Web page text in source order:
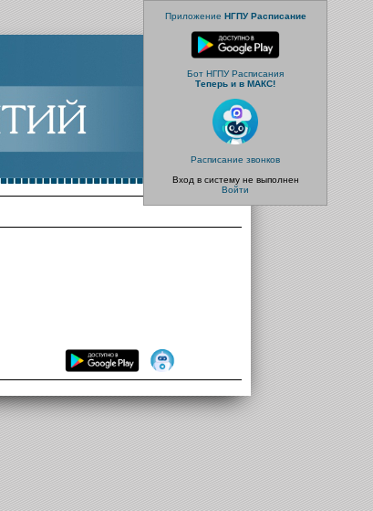
Приложение НГПУ Расписание
Бот НГПУ Расписания
Теперь и в МАКС!
Расписание звонков
Вход в систему не выполнен
Войти